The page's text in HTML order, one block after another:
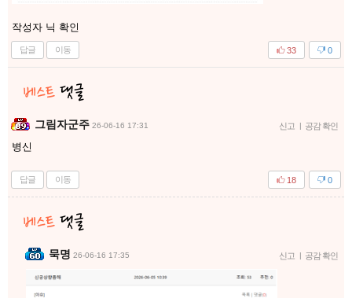
작성자 닉 확인
답글 이동 0
33
그림자군주 26-06-16 17:31 신고 | 공감 확인
병신
답글 이동 0
18
묵명 26-06-16 17:35 신고 | 공감 확인